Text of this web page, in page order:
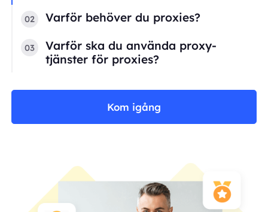
02 Varför behöver du proxies?
03
Varför ska du använda proxy-
tjänster för proxies?
Kom igång